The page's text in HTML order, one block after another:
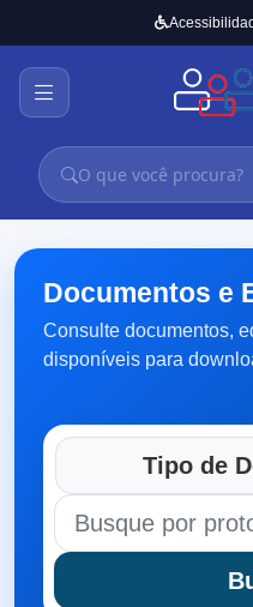
Documentos e
Consulte documentos,
disponíveis para
Tipo de